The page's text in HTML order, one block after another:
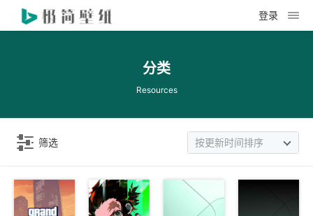
登录
分类
Resources
筛选 按更新时间排序